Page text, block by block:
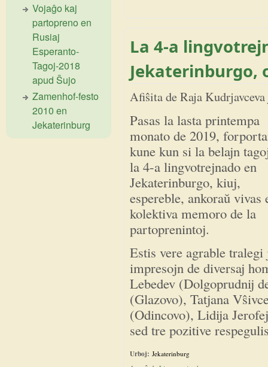
La 4-a
Jekaterinburgo,
Afiŝita deRaja Kudrjavceva
Pasas la lasta printempa
monato de 2019,
kune kun si la belajn
la 4-a lingvotrejnado en
Jekaterinburgo, kiuj,
espereble, ankoraŭ vivas
kolektiva memoro de la
partoprenintoj.
Estis vere agrable
impresojn de diversaj
Lebedev (Dolgoprudnij
(Glazovo), Tatjana
(Odincovo), Lidija
sed tre pozitive
Urboj: Jekaterinburg
Vojaĝo kaj
partopreno en
Rusiaj
Esperanto-
Tagoj-2018
apud Ŝujo
Zamenhof-festo
2010 en
Jekaterinburg